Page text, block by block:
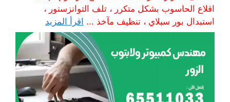
اقلاع الحاسوب بشكل متكرر ، تلف التوانزستور ،
استبدال بور سبلاي ، تنظيف مآخذ ... اقرأ المزيد